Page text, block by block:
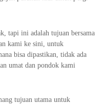
tapi ini adalah tujuan bersama
kami ke sini, untuk
bisa dipastikan, tidak ada
umat dan pondok kami
tujuan utama untuk